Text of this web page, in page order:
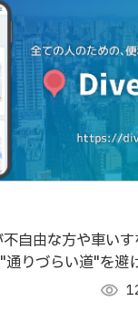
自由な方や車い
通りづらい道"を避
リーを目的とした
visibility